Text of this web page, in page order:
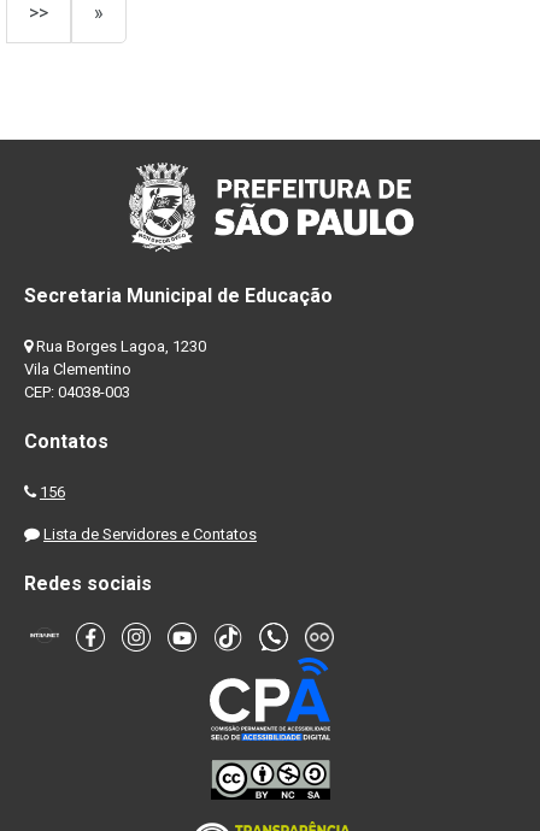
>> »
Secretaria Municipal de Educação
Rua Borges Lagoa, 1230
Vila Clementino
CEP: 04038-003
Contatos
156
Lista de Servidores e Contatos
Redes sociais